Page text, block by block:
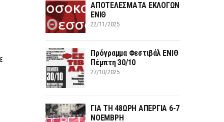
ΑΠΟΤΕΛΕΣΜΑΤΑ ΕΚΛΟΓΩΝ
ΕΝΙΘ
22/11/2025
Πρόγραμμα Φεστιβάλ ΕΝΙΘ
Πέμπτη 30/10
27/10/2025
ΓΙΑ ΤΗ 48ΩΡΗ ΑΠΕΡΓΙΑ 6-7
ΝΟΕΜΒΡΗ